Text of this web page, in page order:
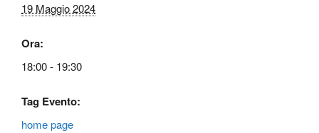
19 Maggio 2024
Ora:
18:00 - 19:30
Tag Evento:
home page